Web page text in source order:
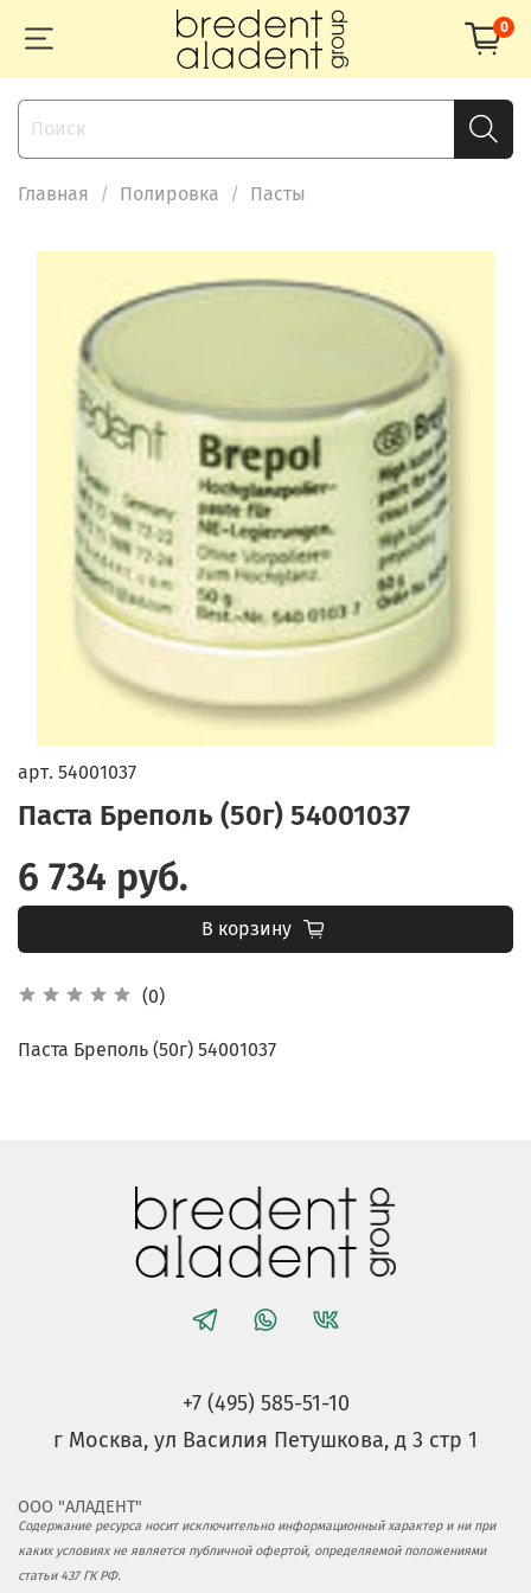
0
Главная Полировка Пасты
арт. 54001037
Паста Бреполь (50г) 54001037
(0)
6 734 руб.
В корзину
Паста Бреполь (50г) 54001037
+7 (495) 585-51-10
г Москва, ул Василия Петушкова, д 3 стр 1
ООО "АЛАДЕНТ"
Содержание ресурса носит исключительно информационный характер и ни при
каких условиях не является публичной офертой, определяемой положениями
статьи 437 ГК РФ.